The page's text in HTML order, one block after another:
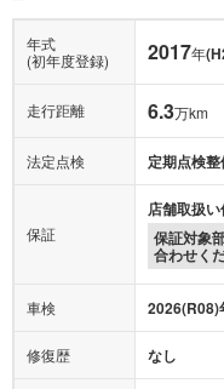
(初年度登録)
2017年
走行距離
法定点検 定期点検整
店舗取扱い
保証対象
合わせく
2026(R08)
修復歴 なし
ワンオーナー −